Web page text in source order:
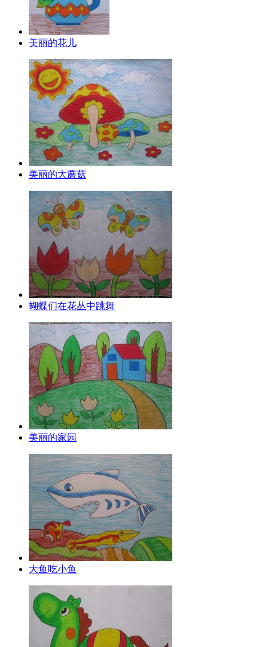
美丽的花儿
美丽的大蘑菇
蝴蝶们在花丛中跳舞
美丽的家园
大鱼吃小鱼